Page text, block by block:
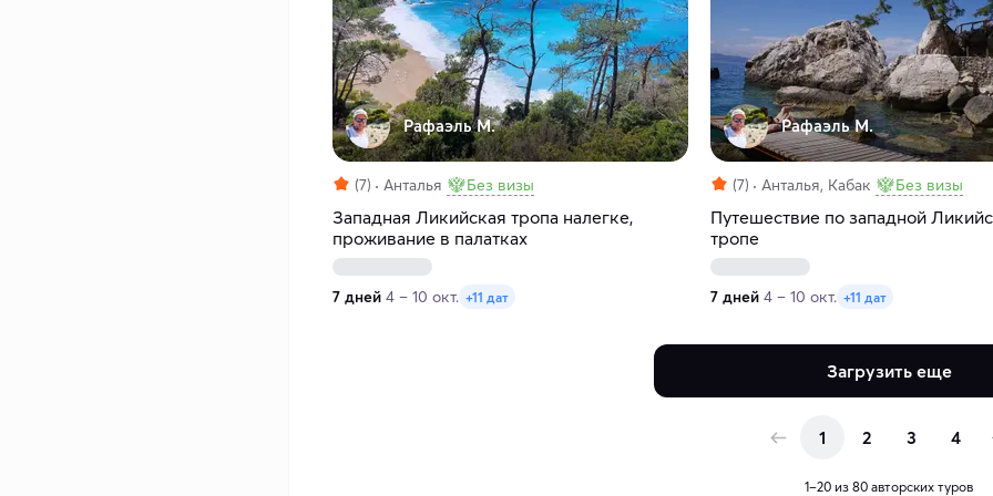
Рафаэль М.
(7) Анталья Без визы
Западная Ликийская тропа налегке,
проживание в палатках
7 дней 4 – 10 окт. +11 дат
Рафаэль М.
(7) Анталья, Кабак Без визы
Путешествие по западной
тропе
7 дней 4 – 10 окт. +11 дат
Загрузить еще
1 2 3 4
1–20 из 80 авторских туров